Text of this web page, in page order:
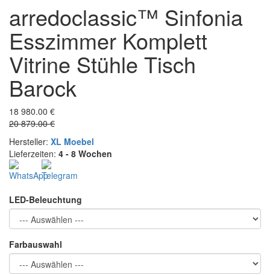
arredoclassic™ Sinfonia
Esszimmer Komplett
Vitrine Stühle Tisch
Barock
18 980.00 €
20 879.00 €
Hersteller: XL Moebel
Lieferzeiten: 4 - 8 Wochen
LED-Beleuchtung
Farbauswahl